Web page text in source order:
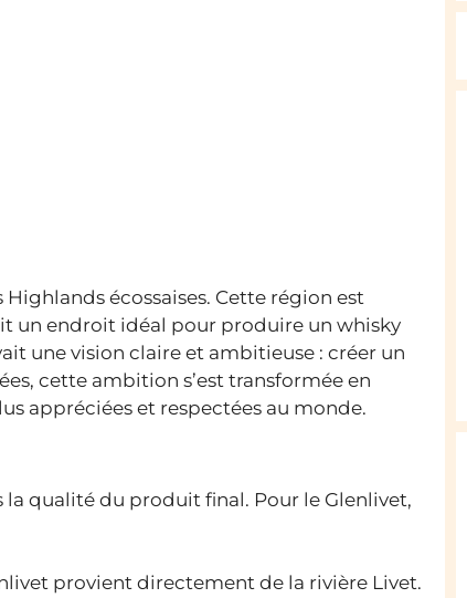
Highlands écossaises. Cette région est
un endroit idéal pour produire un whisky
une vision claire et ambitieuse : créer un
cette ambition s’est transformée en
appréciées et respectées au monde.
qualité du produit final. Pour le Glenlivet,
provient directement de la rivière Livet.